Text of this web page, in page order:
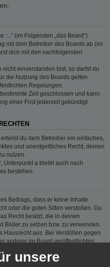
::..“ (im Folgenden „das Board“)
mit dem Betreiber des Boards ab (im
dich mit den nachfolgenden
einverstanden bist, so darfst du
die Nutzung des Boards gelten
Regelungen.
Zeit geschlossen und kann
einer Frist jederzeit gekündigt
du dem Betreiber ein einfaches,
und unentgeltliches Recht, deinen
nutzen.
Unterpunkt a bleibt auch nach
bestehen.
Beitrags, dass er keine Inhalte
oder die guten Sitten verstoßen. Du
Recht besitzt, die in deinen
Bilder zu setzen bzw. zu verwenden.
Hausrecht aus. Bei Verstößen gegen
anderer im Board veröffentlichten
Boards ausschließen und dir ein
unsere